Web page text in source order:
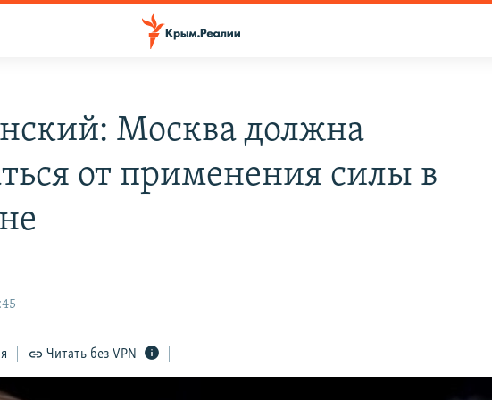
Москва должна
от применения силы в
Читать без VPN